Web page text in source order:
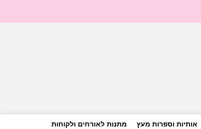
אותיות וספרות מעץ מתנות לאורחים ולקוחות